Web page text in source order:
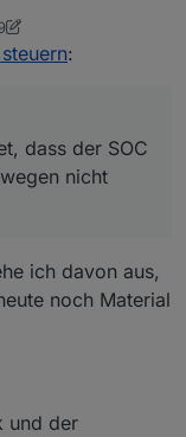
von deinen
schicken
, wäre auch
gut
auf true zu
ansehe, sieht es
erreicht wurde und
der, was nicht
sonst nicht
es auch nicht :-)
:
dass der SOC
nicht
ich davon aus,
noch Material
und der